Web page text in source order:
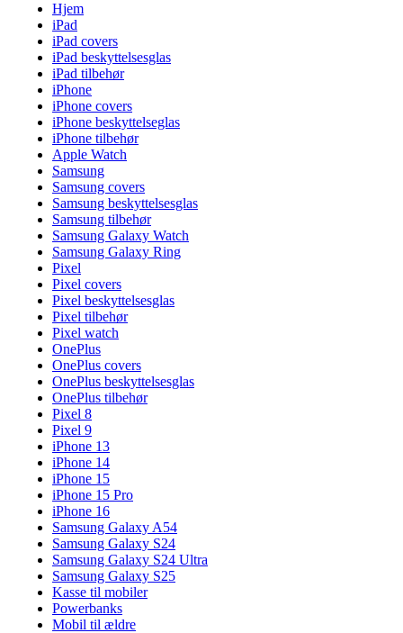
Hjem
iPad
iPad covers
iPad beskyttelsesglas
iPad tilbehør
iPhone
iPhone covers
iPhone beskyttelseglas
iPhone tilbehør
Apple Watch
Samsung
Samsung covers
Samsung beskyttelsesglas
Samsung tilbehør
Samsung Galaxy Watch
Samsung Galaxy Ring
Pixel
Pixel covers
Pixel beskyttelsesglas
Pixel tilbehør
Pixel watch
OnePlus
OnePlus covers
OnePlus beskyttelsesglas
OnePlus tilbehør
Pixel 8
Pixel 9
iPhone 13
iPhone 14
iPhone 15
iPhone 15 Pro
iPhone 16
Samsung Galaxy A54
Samsung Galaxy S24
Samsung Galaxy S24 Ultra
Samsung Galaxy S25
Kasse til mobiler
Powerbanks
Mobil til ældre